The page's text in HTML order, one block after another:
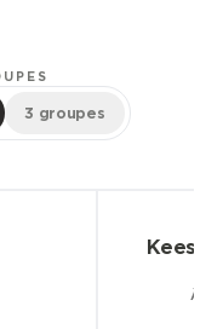
3 groupes
Kees
À